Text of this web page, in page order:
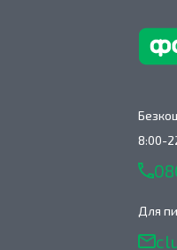
8:00-
Для